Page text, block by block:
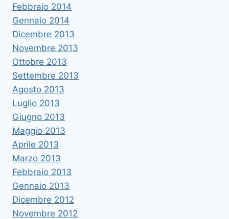
Febbraio 2014
Gennaio 2014
Dicembre 2013
Novembre 2013
Ottobre 2013
Settembre 2013
Agosto 2013
Luglio 2013
Giugno 2013
Maggio 2013
Aprile 2013
Marzo 2013
Febbraio 2013
Gennaio 2013
Dicembre 2012
Novembre 2012